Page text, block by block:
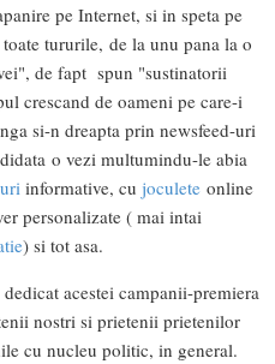
pe Internet, si in speta pe
tururile, de la unu pana la o
de fapt spun "sustinatorii
crescand de oameni pe care-i
si-n dreapta prin newsfeed-uri
o vezi multumindu-le abia
informative, cu joculete online
personalizate ( mai intai
) si tot asa.
acestei campanii-premiera
nostri si prietenii prietenilor
cu nucleu politic, in general.